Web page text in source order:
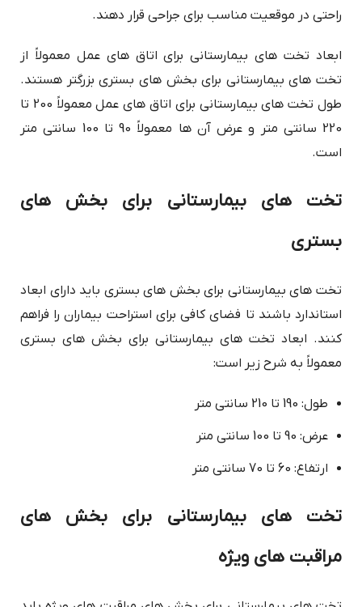
راحتی در موقعیت مناسب برای جراحی قرار دهند.
ابعاد تخت های بیمارستانی برای اتاق های عمل معمولاً از
تخت های بیمارستانی برای بخش های بستری بزرگتر هستند.
طول تخت های بیمارستانی برای اتاق های عمل معمولاً 200 تا
220 سانتی متر و عرض آن ها معمولاً 90 تا 100 سانتی متر
است.
تخت های بیمارستانی برای بخش های
بستری
تخت های بیمارستانی برای بخش های بستری باید دارای ابعاد
استاندارد باشند تا فضای کافی برای استراحت بیماران را فراهم
کنند. ابعاد تخت های بیمارستانی برای بخش های بستری
معمولاً به شرح زیر است:
طول: 190 تا 210 سانتی متر
عرض: 90 تا 100 سانتی متر
ارتفاع: 60 تا 70 سانتی متر
تخت های بیمارستانی برای بخش های
مراقبت های ویژه